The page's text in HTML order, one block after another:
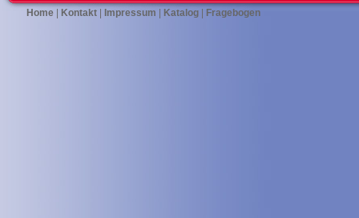
Home| Kontakt| Impressum Katalog| Fragebogen